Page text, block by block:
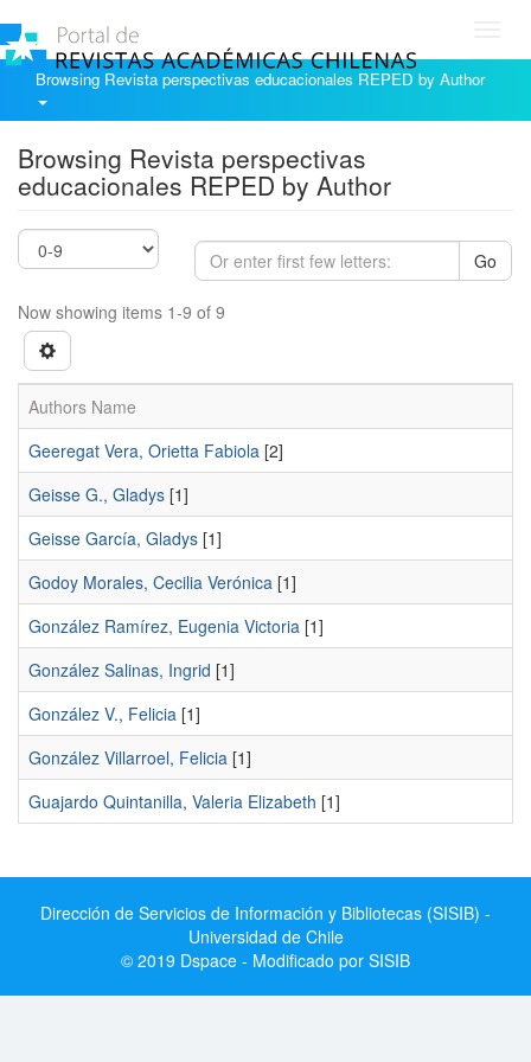
Browsing Revista perspectivas educacionales REPED by Author
Browsing Revista perspectivas
educacionales REPED by Author
Go
Now showing items 1-9 of 9
Authors Name
Geeregat Vera, Orietta Fabiola [2]
Geisse G., Gladys [1]
Geisse García, Gladys [1]
Godoy Morales, Cecilia Verónica [1]
González Ramírez, Eugenia Victoria [1]
González Salinas, Ingrid [1]
González V., Felicia [1]
González Villarroel, Felicia [1]
Guajardo Quintanilla, Valeria Elizabeth [1]
Dirección de Servicios de Información y Bibliotecas (SISIB) -
Universidad de Chile
© 2019 Dspace - Modificado por SISIB